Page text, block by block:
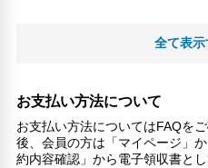
全て表示
お支払い方法について
お支払い方法についてはFAQを
後、会員の方は「マイページ」
約内容確認」から電子領収書とし